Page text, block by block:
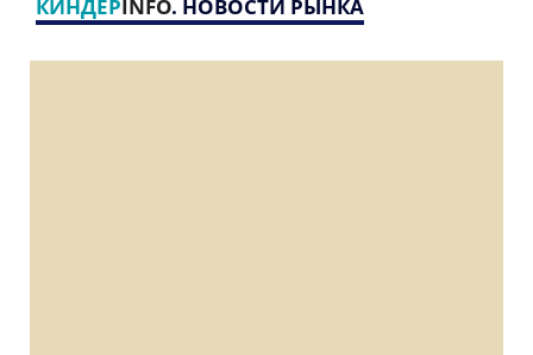
КИНДЕРINFO. НОВОСТИ РЫНКА